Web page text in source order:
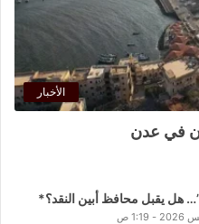
الأخبار
في عدن
هل يقبل محافظ أبين النقد؟*